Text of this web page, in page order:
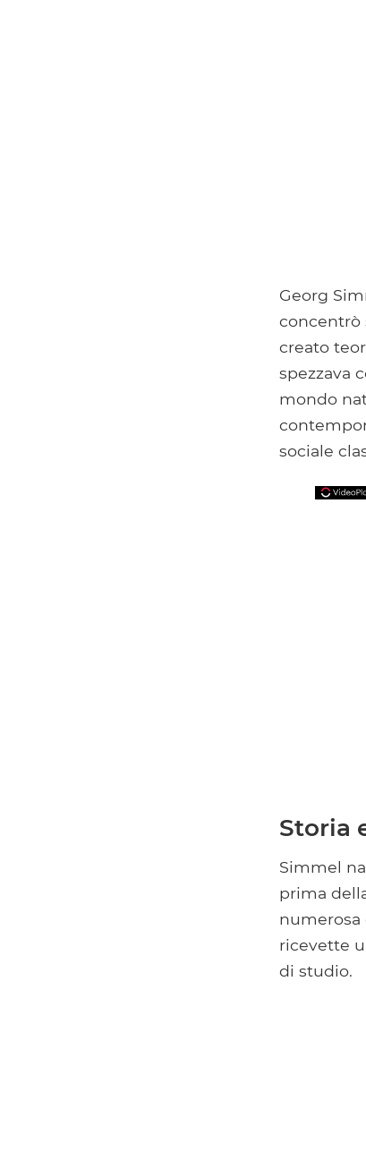
Georg
concentrò
creato
spezzava
mondo
sociale
Storia
Simmel
prima
numerosa
ricevette
di studio.